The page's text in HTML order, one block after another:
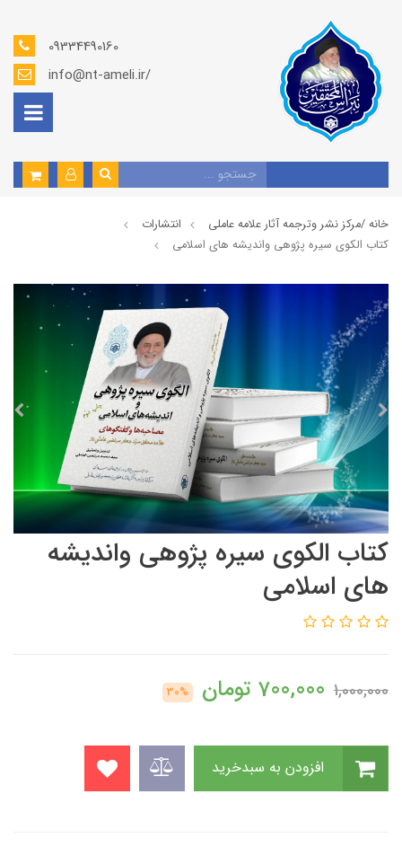
09334490160
info@nt-ameli.ir/
خانه /مركز نشر وترجمه آثار علامه عاملی
انتشارات
كتاب الكوي سيره پژوهي وانديشه هاي اسلامي
كتاب الكوي سيره پژوهي وانديشه
هاي اسلامي
1,000,000
700,000 تومان 30%